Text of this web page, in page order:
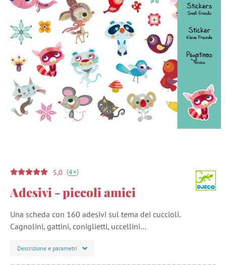
5,0 (4+)
Adesivi - piccoli amici
Una scheda con 160 adesivi sul tema dei cuccioli.
Cagnolini, gattini, coniglietti, uccellini…
Descrizione e parametri